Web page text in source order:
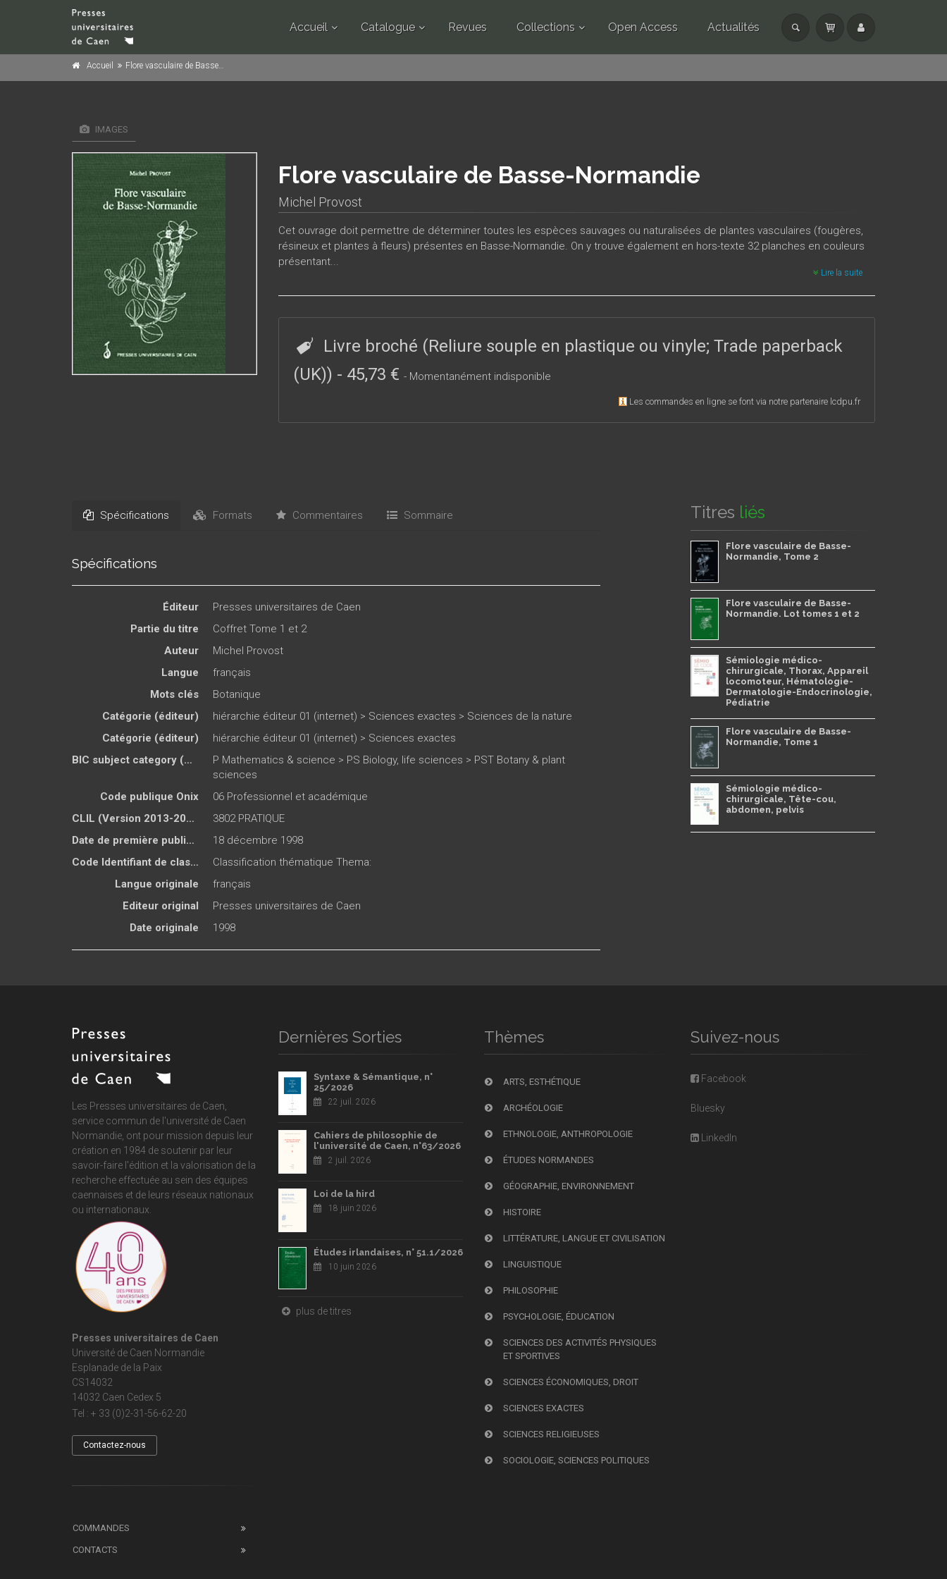
Accueil Catalogue Revues Collections Open Access Actualités
Accueil Flore vasculaire de Basse-Normandie
IMAGES
Flore vasculaire de Basse-Normandie
Michel Provost
Cet ouvrage doit permettre de déterminer toutes les espèces sauvages ou naturalisées de plantes vasculaires (fougères,
résineux et plantes à fleurs) présentes en Basse-Normandie. On y trouve également en hors-texte 32 planches en couleurs
présentant...
Lire la suite
Livre broché (Reliure souple en plastique ou vinyle; Trade paperback
(UK)) - 45,73 € - Momentanément indisponible
Les commandes en ligne se font via notre partenaire lcdpu.fr
Spécifications Formats Commentaires Sommaire
Spécifications
Éditeur
Presses universitaires de Caen
Partie du titre
Coffret Tome 1 et 2
Auteur
Michel Provost
Langue
français
Mots clés
Botanique
Catégorie (éditeur)
hiérarchie éditeur 01 (internet) > Sciences exactes > Sciences de la nature
Catégorie (éditeur)
hiérarchie éditeur 01 (internet) > Sciences exactes
BIC subject category (UK)
P Mathematics & science > PS Biology, life sciences > PST Botany & plant
sciences
Code publique Onix
06 Professionnel et académique
CLIL (Version 2013-2019 )
3802 PRATIQUE
Date de première publication du titre
18 décembre 1998
Code Identifiant de classement sujet
Classification thématique Thema:
Langue originale
français
Editeur original
Presses universitaires de Caen
Date originale
1998
Titres liés
Flore vasculaire de Basse-
Normandie, Tome 2
Flore vasculaire de Basse-
Normandie. Lot tomes 1 et 2
Sémiologie médico-
chirurgicale, Thorax, Appareil
locomoteur, Hématologie-
Dermatologie-Endocrinologie,
Pédiatrie
Flore vasculaire de Basse-
Normandie, Tome 1
Sémiologie médico-
chirurgicale, Tête-cou,
abdomen, pelvis
Les Presses universitaires de Caen,
service commun de l'université de Caen
Normandie , ont pour mission depuis leur
création en 1984 de soutenir par leur
savoir-faire l'édition et la valorisation de la
recherche effectuée au sein des équipes
caennaises et de leurs réseaux nationaux
ou internationaux.
Presses universitaires de Caen
Université de Caen Normandie
Esplanade de la Paix
CS14032
14032 Caen Cedex 5
Tel : + 33 (0)2-31-56-62-20
Contactez-nous
COMMANDES
CONTACTS
Dernières Sorties
Syntaxe & Sémantique, n°
25/2026
22 juil. 2026
Cahiers de philosophie de
l'université de Caen, n°63/2026
2 juil. 2026
Loi de la hird
18 juin 2026
Études irlandaises, n° 51.1/2026
10 juin 2026
plus de titres
Thèmes
ARTS, ESTHÉTIQUE
ARCHÉOLOGIE
ETHNOLOGIE, ANTHROPOLOGIE
ÉTUDES NORMANDES
GÉOGRAPHIE, ENVIRONNEMENT
HISTOIRE
LITTÉRATURE, LANGUE ET CIVILISATION
LINGUISTIQUE
PHILOSOPHIE
PSYCHOLOGIE, ÉDUCATION
SCIENCES DES ACTIVITÉS PHYSIQUES
ET SPORTIVES
SCIENCES ÉCONOMIQUES, DROIT
SCIENCES EXACTES
SCIENCES RELIGIEUSES
SOCIOLOGIE, SCIENCES POLITIQUES
Suivez-nous
Facebook
Bluesky
LinkedIn